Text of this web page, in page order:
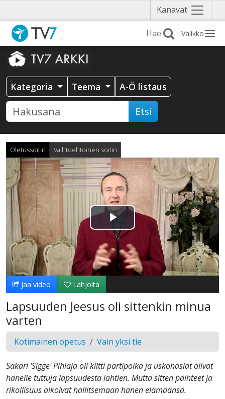
Kanavat Näytä
valikko
Valikko
Kategoria Teema A-Ö listaus
Etsi
Oletussoitin Vaihtoehtoinen soitin
Toista
Video
Jaa video Lahjoita
Lapsuuden Jeesus oli sittenkin minua
varten
Kotimainen opetus Vain yksi tie
Sakari 'Sigge' Pihlaja oli kiltti partipoika ja uskonasiat olivat
hänelle tuttuja lapsuudesta lähtien. Mutta sitten päihteet ja
rikollisuus alkoivat hallitsemaan hänen elämäänsä.